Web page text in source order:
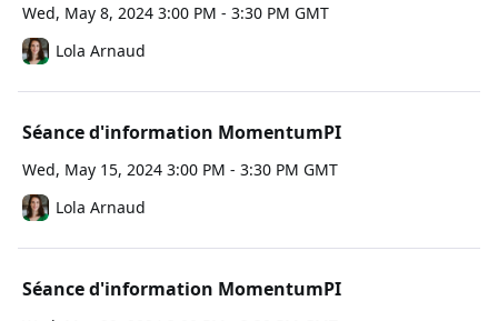
Wed, May 8, 2024 3:00 PM - 3:30 PM GMT
Lola Arnaud
Séance d'information MomentumPI
Wed, May 15, 2024 3:00 PM - 3:30 PM GMT
Lola Arnaud
Séance d'information MomentumPI